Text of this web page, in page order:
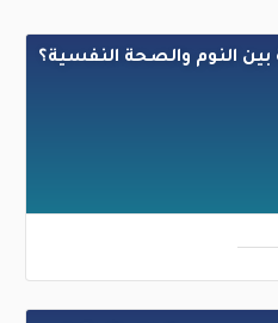
بين النوم والصحة النفسية؟